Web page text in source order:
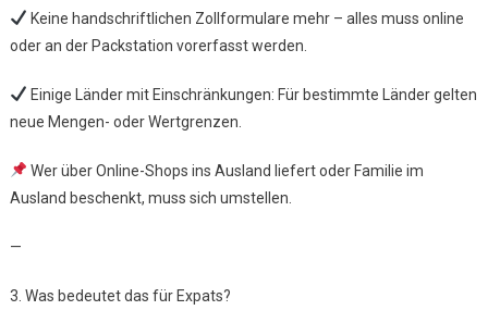
Keine handschriftlichen Zollformulare mehr – alles muss online
oder an der Packstation vorerfasst werden.
Einige Länder mit Einschränkungen: Für bestimmte Länder gelten
neue Mengen- oder Wertgrenzen.
Wer über Online-Shops ins Ausland liefert oder Familie im
Ausland beschenkt, muss sich umstellen.
—
3. Was bedeutet das für Expats?